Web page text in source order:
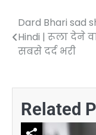
Post
navigation
Dard Bhari sad
Hindi | रूला देने
सबसे दर्द भरी
Related